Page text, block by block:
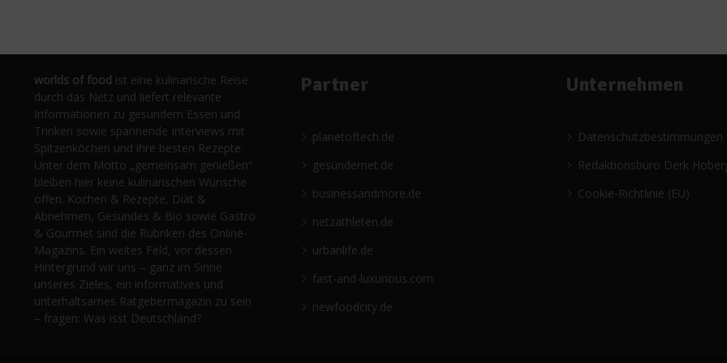
worlds of food ist eine kulinarische Reise
durch das Netz und liefert relevante
Informationen zu gesundem Essen und
Trinken sowie spannende Interviews mit
Spitzenköchen und ihre besten Rezepte.
Unter dem Motto „gemeinsam genießen“
bleiben hier keine kulinarischen Wünsche
offen. Kochen & Rezepte, Diät &
Abnehmen, Gesundes & Bio sowie Gastro
& Gourmet sind die Rubriken des Online-
Magazins. Ein weites Feld, vor dessen
Hintergrund wir uns – ganz im Sinne
unseres Zieles, ein informatives und
unterhaltsames Ratgebermagazin zu sein
– fragen: Was isst Deutschland?
Partner
planetoftech.de
gesündernet.de
businessandmore.de
netzathleten.de
urbanlife.de
fast-and-luxurious.com
newfoodcity.de
Unternehmen
Datenschutzbestimmungen
Redaktionsbüro Derk
Cookie-Richtlinie (EU)